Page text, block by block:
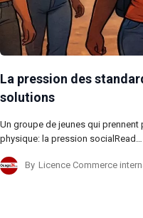
La pression des
solutions
Un groupe de jeunes qui prennent
physique: la pression socialRead…
By Licence Commerce